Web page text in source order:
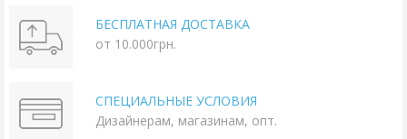
БЕСПЛАТНАЯ ДОСТАВКА
от 10.000грн.
СПЕЦИАЛЬНЫЕ УСЛОВИЯ
Дизайнерам, магазинам, опт.